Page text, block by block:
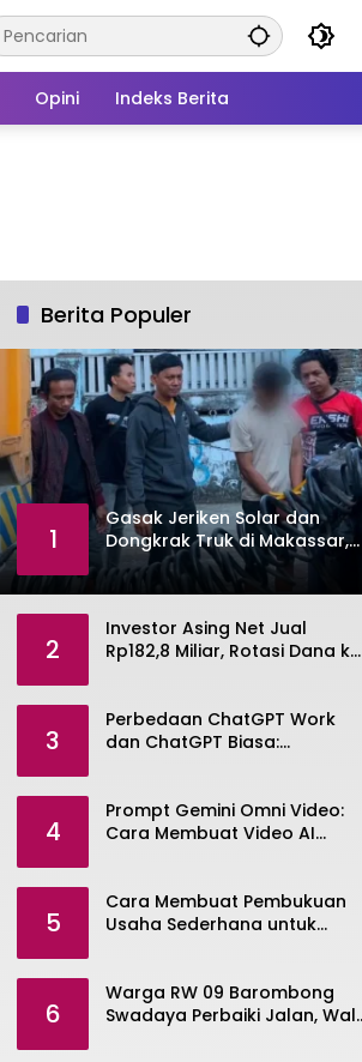
Opini Indeks Berita
Berita Populer
1
Gasak Jeriken Solar dan
Dongkrak Truk di Makassar,
Pemuda Dibekuk Polisi
2
Investor Asing Net Jual
Rp182,8 Miliar, Rotasi Dana ke
3
Perbedaan ChatGPT Work
dan ChatGPT Biasa:
4
Prompt Gemini Omni Video:
Cara Membuat Video AI
5
Cara Membuat Pembukuan
Usaha Sederhana untuk
6
Warga RW 09 Barombong
Swadaya Perbaiki Jalan, Wali